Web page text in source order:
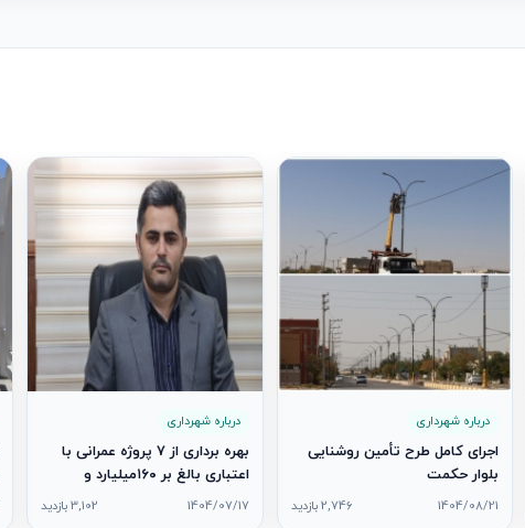
درباره شهرداری
اجرای کامل طرح تأمین روشنایی
بلوار حکمت
1404/08/21 2,746 بازدید
درباره شهرداری
بهره برداری از ۷ پروژه عمرانی با
اعتباری بالغ بر ۱۶۰میلیارد و
۷۳۷میلیون ریال همزمان با هفته
1404/07/17 3,102 بازدید